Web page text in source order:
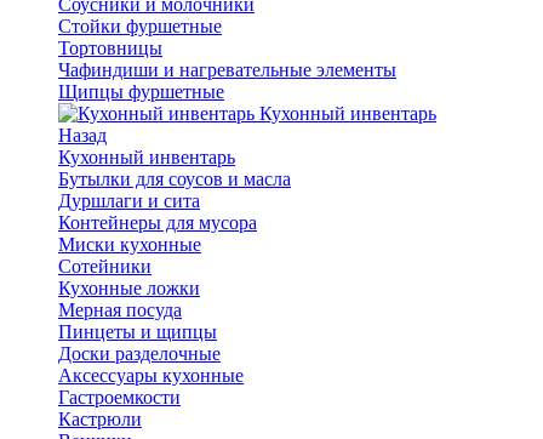
Стойки фуршетные
Тортовницы
Чафиндиши и нагревательные элементы
Щипцы фуршетные
Кухонный инвентарь
Назад
Кухонный инвентарь
Бутылки для соусов и масла
Дуршлаги и сита
Контейнеры для мусора
Миски кухонные
Сотейники
Кухонные ложки
Мерная посуда
Пинцеты и щипцы
Доски разделочные
Аксессуары кухонные
Гастроемкости
Кастрюли